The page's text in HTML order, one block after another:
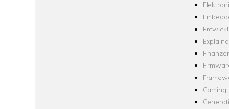
Gaming